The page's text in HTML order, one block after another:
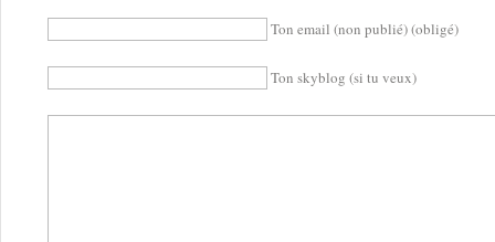
Ton email (non publié) (obligé)
Ton skyblog (si tu veux)